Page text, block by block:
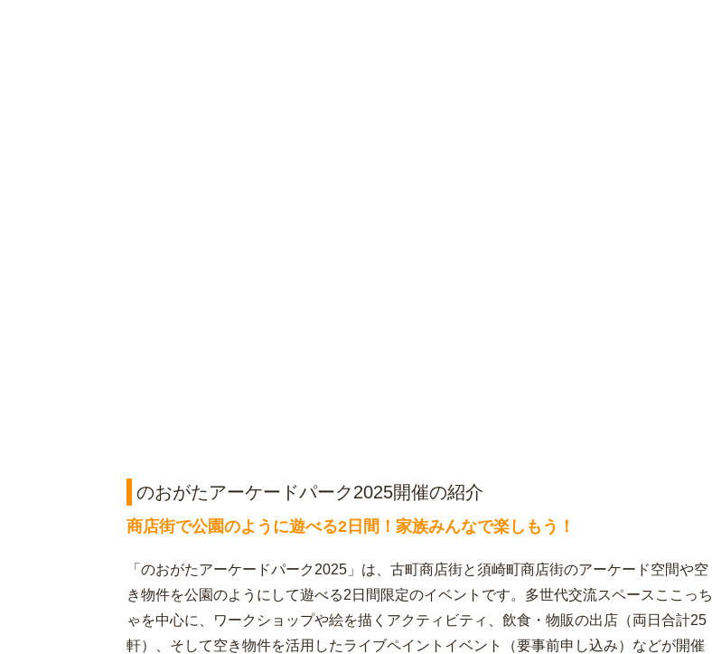
のおがたアーケードパーク2025開催の紹介
商店街で公園のように遊べる2日間！家族みんなで楽しもう！
「のおがたアーケードパーク2025」は、古町商店街と須崎町商店街のアーケード空間や空
き物件を公園のようにして遊べる2日間限定のイベントです。多世代交流スペースここっち
ゃを中心に、ワークショップや絵を描くアクティビティ、飲食・物販の出店（両日合計25
軒）、そして空き物件を活用したライブペイントイベント（要事前申し込み）などが開催